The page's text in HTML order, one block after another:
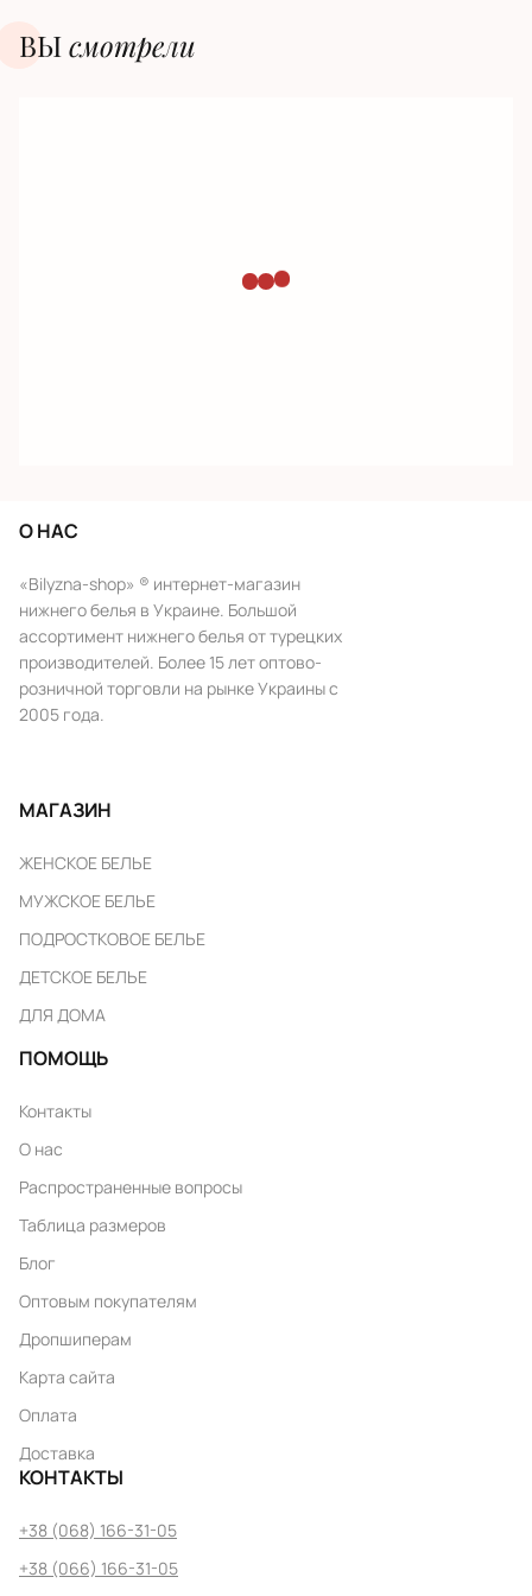
ВЫсмотрели
О НАС
«Bilyzna-shop» ® интернет-магазин
нижнего белья в Украине. Большой
ассортимент нижнего белья от турецких
производителей. Более 15 лет оптово-
розничной торговли на рынке Украины с
2005 года.
МАГАЗИН
ЖЕНСКОЕ БЕЛЬЕ
МУЖСКОЕ БЕЛЬЕ
ПОДРОСТКОВОЕ БЕЛЬЕ
ДЕТСКОЕ БЕЛЬЕ
ДЛЯ ДОМА
ПОМОЩЬ
Контакты
О нас
Распространенные вопросы
Таблица размеров
Блог
Оптовым покупателям
Дропшиперам
Карта сайта
Оплата
Доставка
КОНТАКТЫ
+38 (068) 166-31-05
+38 (066) 166-31-05